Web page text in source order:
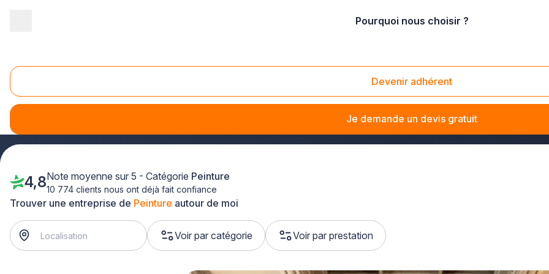
Pourquoi nous choisir ?
Devenir adhérent
Je demande un devis gratuit
Peinture Manche (50)
Simplifiez votre recherche de peintres en bâtiment avec plus-que-pro.fr : en un rien de temps, vous trouverez quelqu'un
peinture des garagesdans la Manche.
Trouver une entreprise de Peinture autour de moi
Voir par catégorie Voir par prestation
4,8Note moyenne sur 5 - Catégorie Peinture
10 774 clients nous ont déjà fait confiance